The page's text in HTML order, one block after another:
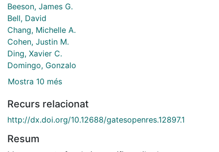
Beeson, James G.
Bell, David
Chang, Michelle A.
Cohen, Justin M.
Ding, Xavier C.
Domingo, Gonzalo
Mostra 10 més
Recurs relacionat
http://dx.doi.org/10.12688/gatesopenres.12897.1
Resum